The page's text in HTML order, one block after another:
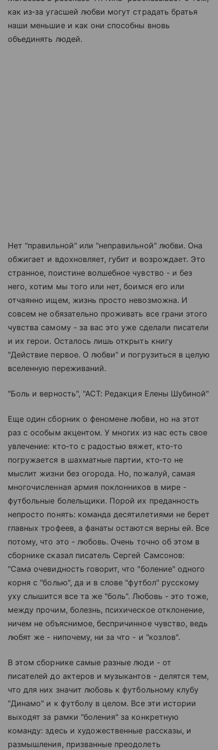
как из‑за угасшей любви могут страдать братья
наши меньшие и как они способны вновь
объединять людей.
Нет "правильной" или "неправильной" любви. Она
обжигает и вдохновляет, губит и возрождает. Это
странное, поистине волшебное чувство - и без
него, хотим мы того или нет, боимся его или
отчаянно ищем, жизнь просто невозможна. И
совсем не обязательно проживать все грани этого
чувства самому - за вас это уже сделали писатели
и их герои. Осталось лишь открыть книгу
"Действие первое. О любви" и погрузиться в целую
вселенную переживаний.
"Боль и верность", "АСТ: Редакция Елены Шубиной"
Еще один сборник о феномене любви, но на этот
раз с особым акцентом. У многих из нас есть свое
увлечение: кто‑то с радостью вяжет, кто‑то
погружается в шахматные партии, кто‑то не
мыслит жизни без огорода. Но, пожалуй, самая
многочисленная армия поклонников в мире -
футбольные болельщики. Порой их преданность
непросто понять: команда десятилетиями не берет
главных трофеев, а фанаты остаются верны ей. Все
потому, что это - любовь. Очень точно об этом в
сборнике сказал писатель Сергей Самсонов:
"Сама очевидность говорит, что "боление" одного
корня с "болью", да и в слове "футбол" русскому
уху слышится все та же "боль". Любовь - это тоже,
между прочим, болезнь, психическое отклонение,
ничем не объяснимое, беспричинное чувство, ведь
любят же - нипочему, ни за что - и "козлов".
В этом сборнике самые разные люди - от
писателей до актеров и музыкантов - делятся тем,
что для них значит любовь к футбольному клубу
"Динамо" и к футболу в целом. Все эти истории
выходят за рамки "боления" за конкретную
команду: здесь и художественные рассказы, и
размышления, призванные преодолеть